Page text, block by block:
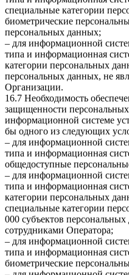
специальные категории
биометрические
персональных данных;
– для информационной
типа и информационная
категории персональных
персональных данных, не
Организации.
16.7 Необходимость
защищенности
информационной системе
бы одного из следующих
– для информационной
типа и информационная
общедоступные
– для информационной
типа и информационная
категории персональных
специальные категории
000 субъектов
сотрудниками Оператора;
– для информационной
типа и информационная
биометрические